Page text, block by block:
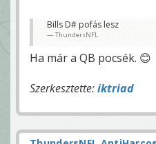
Bills D# pofás lesz
ThundersNFL
Ha már a QB pocsék. 😊
Szerkesztette:iktriad